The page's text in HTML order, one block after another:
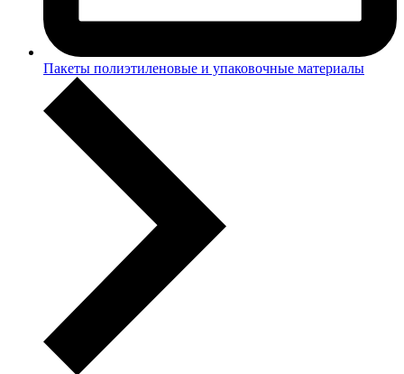
Пакеты полиэтиленовые и упаковочные материалы